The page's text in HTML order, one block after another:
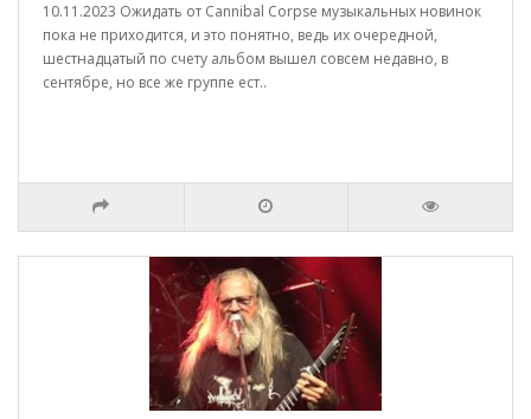
10.11.2023 Ожидать от Cannibal Corpse музыкальных новинок
пока не приходится, и это понятно, ведь их очередной,
шестнадцатый по счету альбом вышел совсем недавно, в
сентябре, но все же группе ест..